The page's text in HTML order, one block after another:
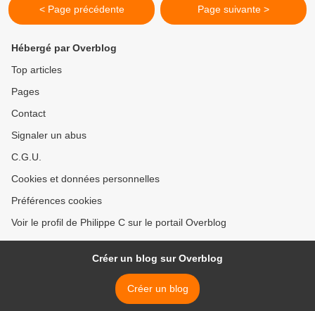
< Page précédente Page suivante >
Hébergé par Overblog
Top articles
Pages
Contact
Signaler un abus
C.G.U.
Cookies et données personnelles
Préférences cookies
Voir le profil de Philippe C sur le portail Overblog
Créer un blog sur Overblog
Créer un blog